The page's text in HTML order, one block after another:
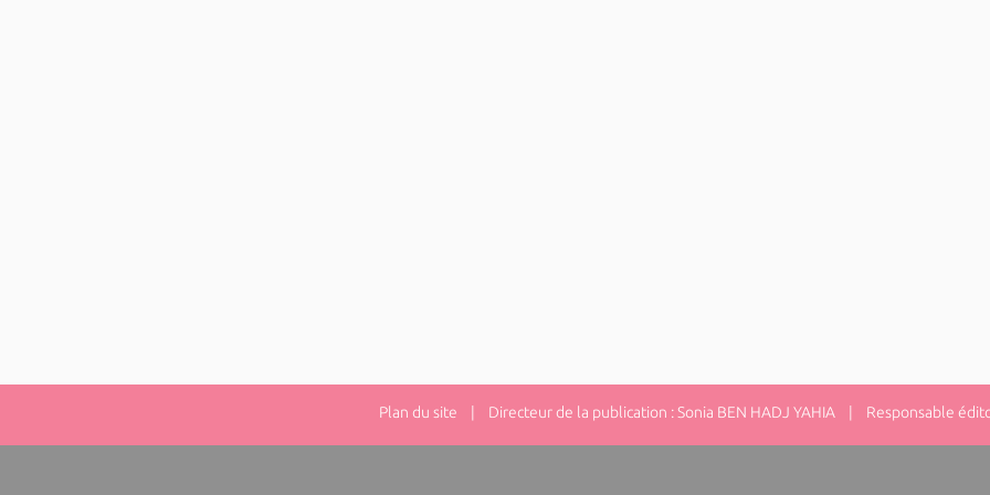
Plan du site | Directeur de la publication : Sonia BEN HADJ YAHIA | Responsable